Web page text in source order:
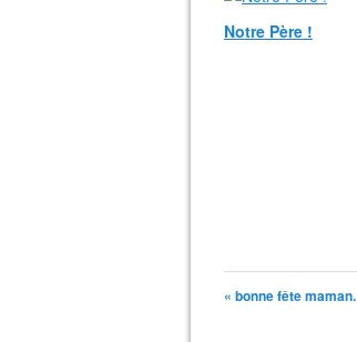
Notre Père !
« bonne fête maman.